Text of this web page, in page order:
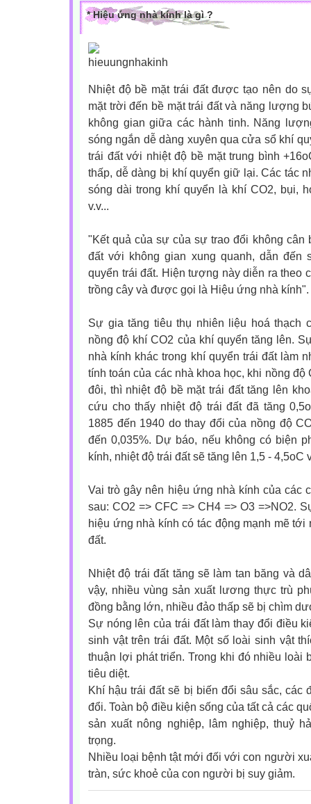
* Hiệu ứng nhà kính là gì ?
Nhiệt độ bề mặt trái đất được tạo nên do
mặt trời đến bề mặt trái đất và năng lượng
không gian giữa các hành tinh. Năng
sóng ngắn dễ dàng xuyên qua cửa sổ khí
trái đất với nhiệt độ bề mặt trung bình
thấp, dễ dàng bị khí quyển giữ lại. Các tác
sóng dài trong khí quyển là khí CO2, bụi,
v.v...
"Kết quả của sự của sự trao đổi không
đất với không gian xung quanh, dẫn đến
quyển trái đất. Hiện tượng này diễn ra theo
trồng cây và được gọi là Hiệu ứng nhà kính".
Sự gia tăng tiêu thụ nhiên liệu hoá thạch
nồng độ khí CO2 của khí quyển tăng lên.
nhà kính khác trong khí quyển trái đất làm
tính toán của các nhà khoa học, khi nồng độ
đôi, thì nhiệt độ bề mặt trái đất tăng lên
cứu cho thấy nhiệt độ trái đất đã tăng
1885 đến 1940 do thay đổi của nồng độ
đến 0,035%. Dự báo, nếu không có biện
kính, nhiệt độ trái đất sẽ tăng lên 1,5 - 4,5oC
Vai trò gây nên hiệu ứng nhà kính của các
sau: CO2 => CFC => CH4 => O3 =>NO2.
hiệu ứng nhà kính có tác động mạnh mẽ
đất.
Nhiệt độ trái đất tăng sẽ làm tan băng và
vậy, nhiều vùng sản xuất lương thực trù
đồng bằng lớn, nhiều đảo thấp sẽ bị chìm
Sự nóng lên của trái đất làm thay đổi điều
sinh vật trên trái đất. Một số loài sinh vật
thuận lợi phát triển. Trong khi đó nhiều loài
tiêu diệt.
Khí hậu trái đất sẽ bị biến đổi sâu sắc,
đổi. Toàn bộ điều kiện sống của tất cả các
sản xuất nông nghiệp, lâm nghiệp, thuỷ
trọng.
Nhiều loại bệnh tật mới đối với con người
tràn, sức khoẻ của con người bị suy giảm.